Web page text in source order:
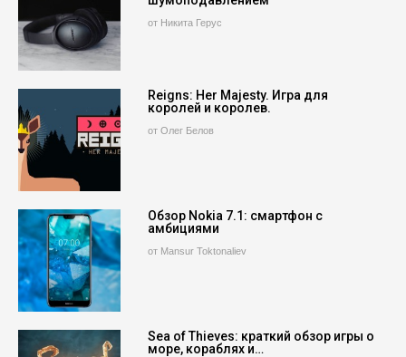
от Никита Герус
Reigns: Her Majesty. Игра для
королей и королев.
от Олег Белов
Обзор Nokia 7.1: смартфон с
амбициями
от Mansur Toktonaliev
Sea of Thieves: краткий обзор игры о
море, кораблях и…